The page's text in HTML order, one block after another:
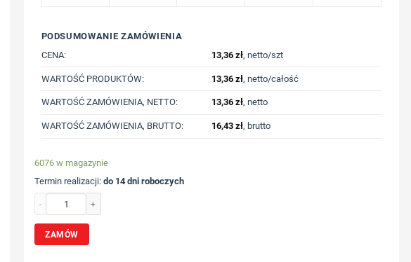
PODSUMOWANIE ZAMÓWIENIA
CENA:
13,36 zł, netto/szt
WARTOŚĆ PRODUKTÓW: 13,36 zł, netto/całość
WARTOŚĆ ZAMÓWIENIA, NETTO: 13,36 zł, netto
WARTOŚĆ ZAMÓWIENIA, BRUTTO: 16,43 zł, brutto
6076 w magazynie
Termin realizacji: do 14 dni roboczych
ZAMÓW